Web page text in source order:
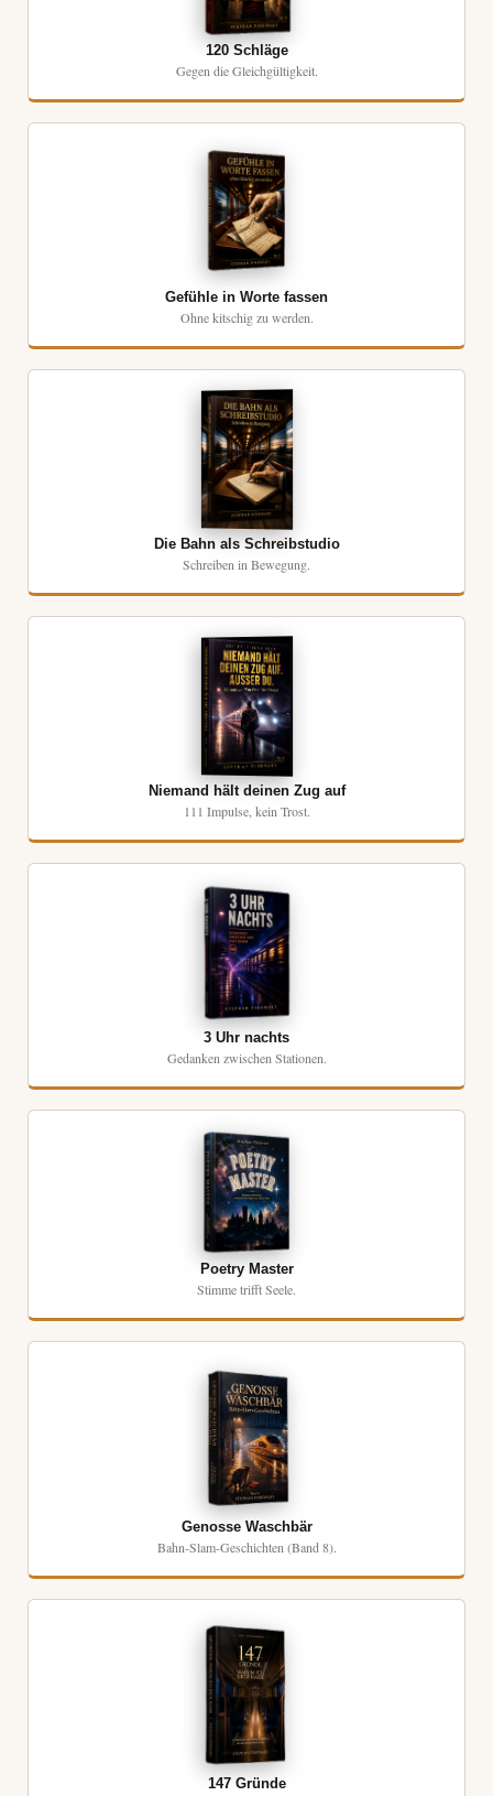
120 Schläge
Gegen die Gleichgültigkeit.
Gefühle in Worte fassen
Ohne kitschig zu werden.
Die Bahn als Schreibstudio
Schreiben in Bewegung.
Niemand hält deinen Zug auf
111 Impulse, kein Trost.
3 Uhr nachts
Gedanken zwischen Stationen.
Poetry Master
Stimme trifft Seele.
Genosse Waschbär
Bahn-Slam-Geschichten (Band 8).
147 Gründe